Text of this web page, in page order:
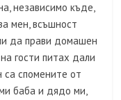
независимо къде,
мен, всъшност
да прави домашен
гости питах дали
са спомените от
баба и дядо ми,